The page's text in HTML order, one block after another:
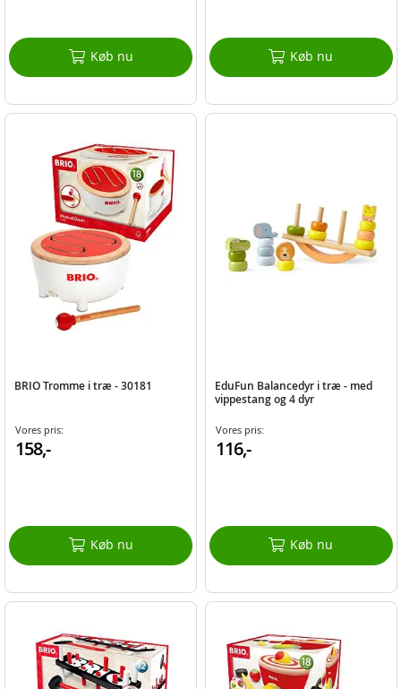
Køb nu Køb nu
BRIO Tromme i træ - 30181
Vores pris:
158,-
Køb nu
EduFun Balancedyr i træ - med
vippestang og 4 dyr
Vores pris:
116,-
Køb nu